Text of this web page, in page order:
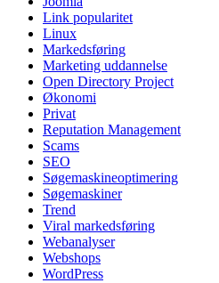
Link popularitet
Linux
Markedsføring
Marketing uddannelse
Open Directory Project
Økonomi
Privat
Reputation Management
Scams
SEO
Søgemaskineoptimering
Søgemaskiner
Trend
Viral markedsføring
Webanalyser
Webshops
WordPress